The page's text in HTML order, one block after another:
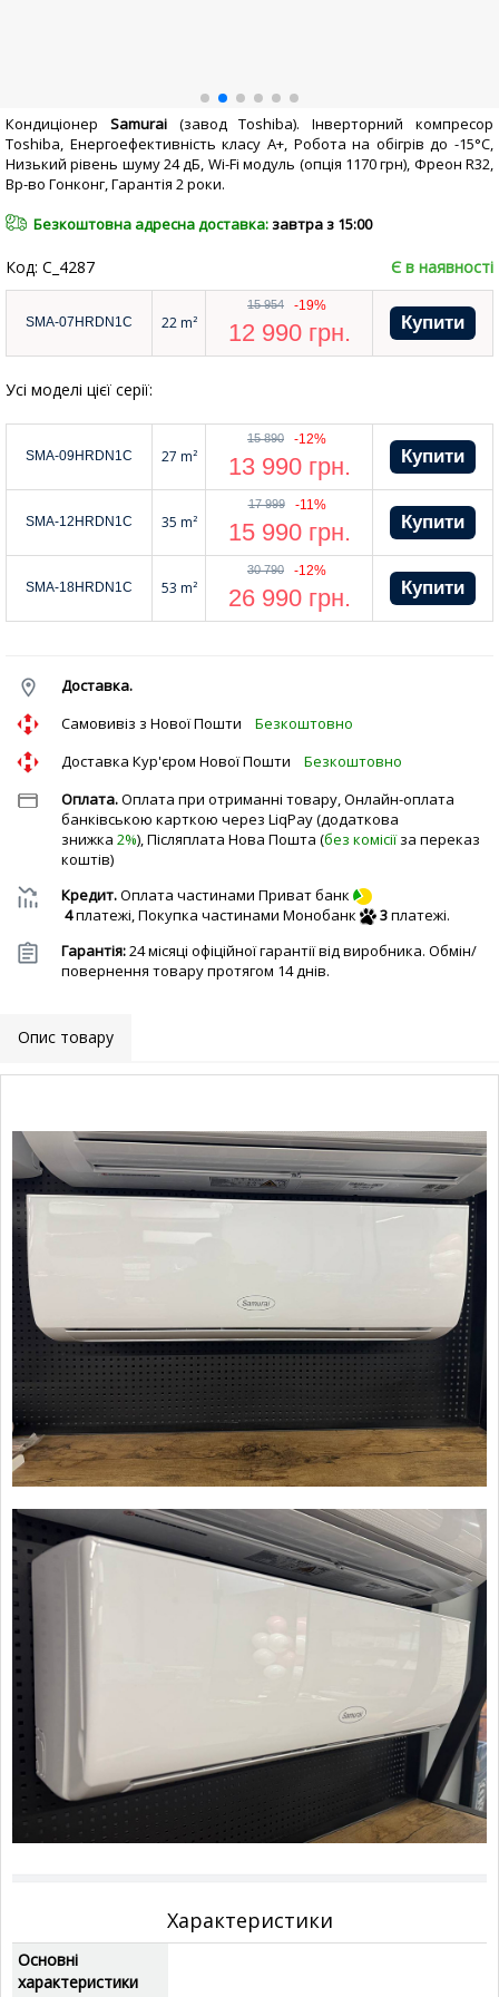
Кондиціонер Samurai (заводToshiba). Інверторний компресор
Toshiba, Енергоефективність класу А+, Робота на обігрів до -15°С,
Низький рівень шуму 24 дБ, Wi-Fi модуль (опція 1170 грн), Фреон R32,
Вр-во Гонконг, Гарантія 2 роки.
Безкоштовна адресна доставка:завтра з 15:00
Код: C_4287 Є в наявності
SMA-07HRDN1C 22 m²
15 954 -19%
12 990 грн.
Усі моделі цієї серії:
SMA-09HRDN1C 27 m²
15 890 -12%
13 990 грн.
SMA-12HRDN1C 35 m²
17 999 -11%
15 990 грн.
SMA-18HRDN1C 53 m²
30 790 -12%
26 990 грн.
Доставка.
Cамовивіз з Нової Пошти
Безкоштовно
Доставка Кур'єром Нової Пошти
Безкоштовно
Оплата.Оплата при отриманні товару, Онлайн-оплата
банківською карткою через LiqPay (додаткова
знижка 2%), Післяплата Нова Пошта (без комісіїза переказ
коштів)
Кредит.Оплата частинами Приват банк
4платежі,Покупка частинами Монобанк 3платежі.
Гарантія:24 місяці офіційної гарантії від виробника. Обмін/
повернення товару протягом 14 днів.
Опис товару
Характеристики
Основні
характеристики